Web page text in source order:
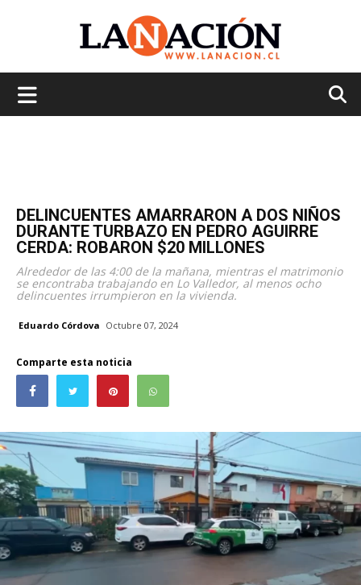
DELINCUENTES AMARRARON A DOS NIÑOS
DURANTE TURBAZO EN PEDRO AGUIRRE
CERDA: ROBARON $20 MILLONES
Alrededor de las 4:00 de la mañana, mientras el matrimonio
se encontraba trabajando en Lo Valledor, al menos ocho
delincuentes irrumpieron en la vivienda.
Eduardo Córdova Octubre 07, 2024
Comparte esta noticia